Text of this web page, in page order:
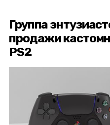
Группа
продажи
PS2